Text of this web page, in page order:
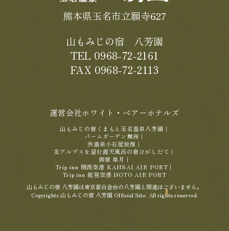
熊本県玉名市立願寺627
山もみじの宿 八芳園
TEL 0968-72-2161
FAX 0968-72-2113
運営会社ホワイト・ベアーホテルズ
山もみじの宿くまもと玉名温泉八芳園 ｜
パームガーデン舞洲 ｜
渋温泉小石屋旅館 ｜
北アルプスを望む露天風呂の宿ひがしだて ｜
御宿 皐月 ｜
Trip inn 関西空港 KANSAI AIR PORT ｜
Trip inn 能登空港 NOTO AIR PORT
山もみじの宿 八芳園は東京都白金台の八芳園と関連はございません。
Copyrightc 山もみじの宿 八芳園 Official Site. All rights reserved.